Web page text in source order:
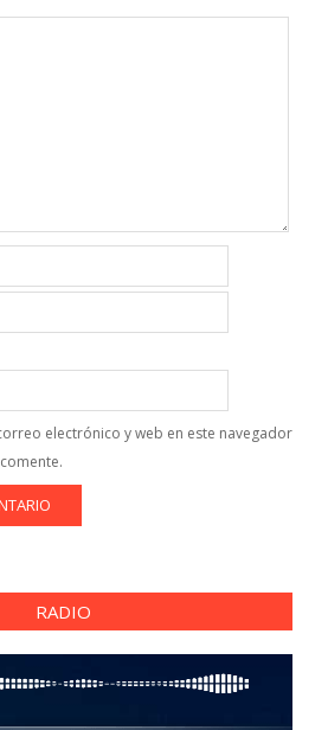
electrónico y web en este navegador
RADIO